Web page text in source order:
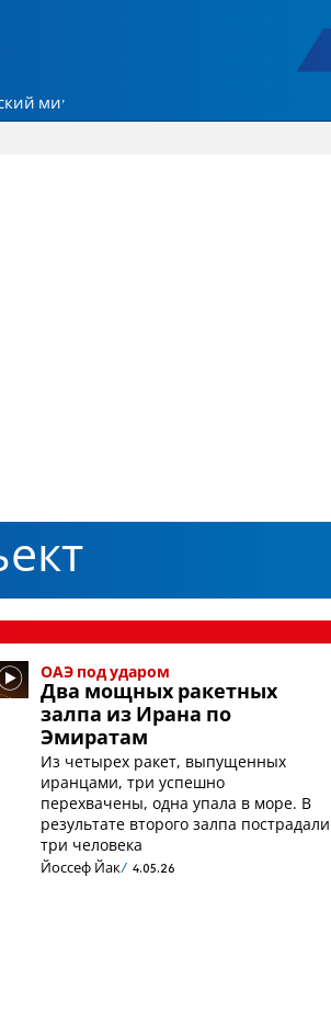
мир
ОАЭ под ударом
Два мощных ракетных
залпа из Ирана по
Эмиратам
Из четырех ракет, выпущенных
иранцами, три успешно
перехвачены, одна упала в море. В
результате второго залпа пострадали
три человека
Йоссеф Йак 4.05.26